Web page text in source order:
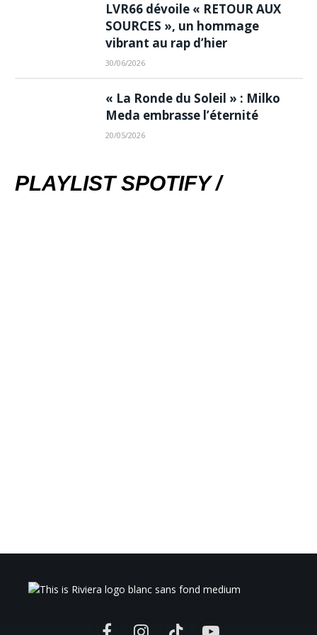
LVR66 dévoile « RETOUR AUX
SOURCES », un hommage
vibrant au rap d’hier
30/06/2026
« La Ronde du Soleil » : Milko
Meda embrasse l’éternité
20/05/2026
PLAYLIST SPOTIFY /